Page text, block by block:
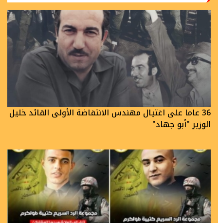
36 عاما على اغتيال مهندس الانتفاضة الأولى القائد خليل
الوزير "أبو جهاد"